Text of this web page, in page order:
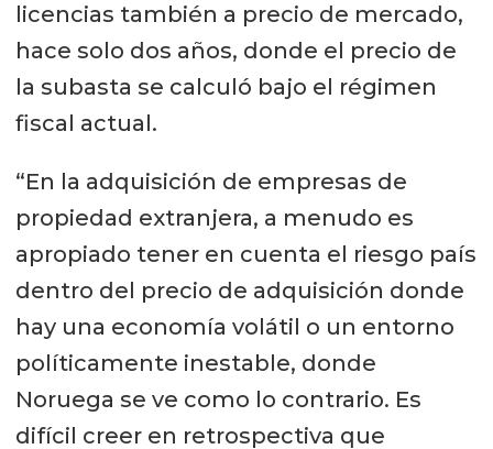
licencias también a precio de mercado,
hace solo dos años, donde el precio de
la subasta se calculó bajo el régimen
fiscal actual.
“En la adquisición de empresas de
propiedad extranjera, a menudo es
apropiado tener en cuenta el riesgo país
dentro del precio de adquisición donde
hay una economía volátil o un entorno
políticamente inestable, donde
Noruega se ve como lo contrario. Es
difícil creer en retrospectiva que